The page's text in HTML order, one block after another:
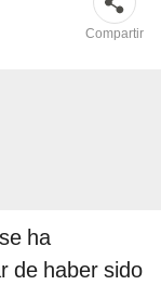
Compartir
ha
de haber sido